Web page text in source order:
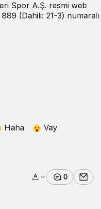
Spor A.Ş. resmi web
(Dahili: 21-3) numaralı
Haha
Vay
0